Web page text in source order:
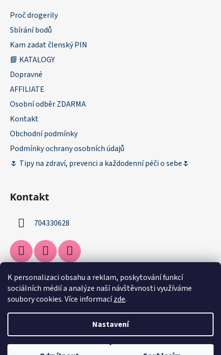
K personalizaci obsahu a reklam, poskytování funkcí
sociálních médií a analýze naší návštěvnosti využíváme
soubory cookies. Více informacízde.
Nastavení
Proč drogerily
Sbírání bodů
Kam zadat členský PIN
📘 KATALOGY
Dopravné
AFFILIATE
Osobní odběr ZDARMA
Kontakt
Obchodní podmínky
Podmínky ochrany osobních údajů
🌷 Tipy na zdraví, prevenci a každodenní péči o sebe🌷
Kontakt
704330628
Facebook
Vytvořil Shoptet